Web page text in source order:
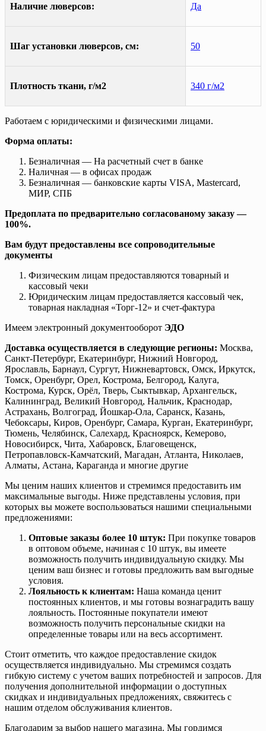
Наличие люверсов: Да
Шаг установки люверсов, см: 50
Плотность ткани, г/м2 340 г/м2
Работаем с юридическими и физическими лицами.
Форма оплаты:
Безналичная — На расчетный счет в банке
Наличная — в офисах продаж
Безналичная — банковские карты VISA, Mastercard,
МИР, СПБ
Предоплата по предварительно согласованому заказу —
100%.
Вам будут предоставлены все сопроводительные
документы
Физическим лицам предоставляются товарный и
кассовый чеки
Юридическим лицам предоставляется кассовый чек,
товарная накладная «Торг-12» и счет-фактура
Имеем электронный документооборот ЭДО
Доставка осуществляется в следующие регионы: Москва,
Санкт-Петербург, Екатеринбург, Нижний Новгород,
Ярославль, Барнаул, Сургут, Нижневартовск, Омск, Иркутск,
Томск, Оренбург, Орел, Кострома, Белгород, Калуга,
Кострома, Курск, Орёл, Тверь, Сыктывкар, Архангельск,
Калининград, Великий Новгород, Нальчик, Краснодар,
Астрахань, Волгоград, Йошкар-Ола, Саранск, Казань,
Чебоксары, Киров, Оренбург, Самара, Курган, Екатеринбург,
Тюмень, Челябинск, Салехард, Красноярск, Кемерово,
Новосибирск, Чита, Хабаровск, Благовещенск,
Петропавловск-Камчатский, Магадан, Атланта, Николаев,
Алматы, Астана, Караганда и многие другие
Мы ценим наших клиентов и стремимся предоставить им
максимальные выгоды. Ниже представлены условия, при
которых вы можете воспользоваться нашими специальными
предложениями:
Оптовые заказы более 10 штук: При покупке товаров
в оптовом объеме, начиная с 10 штук, вы имеете
возможность получить индивидуальную скидку. Мы
ценим ваш бизнес и готовы предложить вам выгодные
условия.
Лояльность к клиентам: Наша команда ценит
постоянных клиентов, и мы готовы вознаградить вашу
лояльность. Постоянные покупатели имеют
возможность получить персональные скидки на
определенные товары или на весь ассортимент.
Стоит отметить, что каждое предоставление скидок
осуществляется индивидуально. Мы стремимся создать
гибкую систему с учетом ваших потребностей и запросов. Для
получения дополнительной информации о доступных
скидках и индивидуальных предложениях, свяжитесь с
нашим отделом обслуживания клиентов.
Благодарим за выбор нашего магазина. Мы гордимся